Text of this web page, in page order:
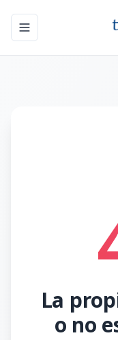
Toggle navigation
La
o no